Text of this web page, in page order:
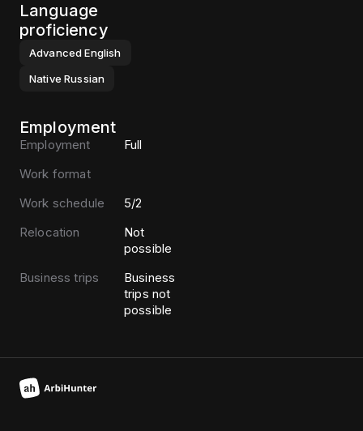
Language
proficiency
Advanced English
Native Russian
Employment
Employment
Full
Work format
Work schedule
5/2
Relocation
Not
possible
Business trips
Business
trips not
possible